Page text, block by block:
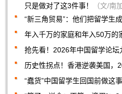
只是做对了这3件事！
（文/南
“新三角贸易”：他们把留学生
年入千万的家庭和年入50万的
抢先看！2026年中国留学论
历史性拐点！香港逆袭美国，
“蠢货”中国留学生回国前做